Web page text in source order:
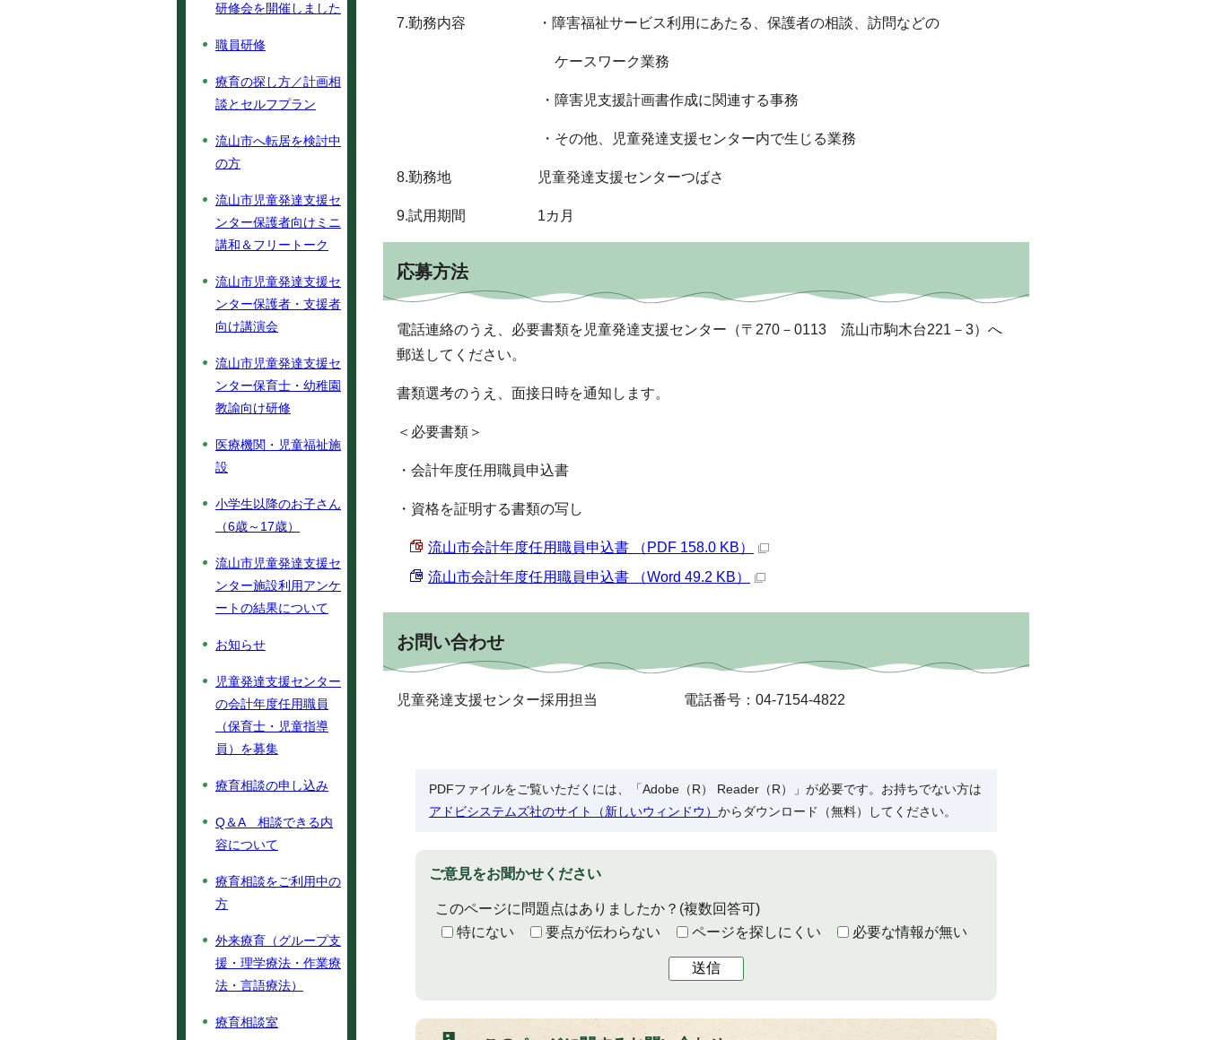
7.勤務内容 ・障害福祉サービス利用にあたる、保護者の相談、訪問などの
ケースワーク業務
・障害児支援計画書作成に関連する事務
・その他、児童発達支援センター内で生じる業務
8.勤務地 児童発達支援センターつばさ
9.試用期間 1カ月
応募方法
電話連絡のうえ、必要書類を児童発達支援センター（〒270－0113 流山市駒木台221－3）へ
郵送してください。
書類選考のうえ、面接日時を通知します。
＜必要書類＞
・会計年度任用職員申込書
・資格を証明する書類の写し
流山市会計年度任用職員申込書 （PDF 158.0 KB）
流山市会計年度任用職員申込書 （Word 49.2 KB）
お問い合わせ
児童発達支援センター採用担当 電話番号：04-7154-4822
PDFファイルをご覧いただくには、「Adobe（R） Reader（R）」が必要です。お持ちでない方は
アドビシステムズ社のサイト（新しいウィンドウ） からダウンロード（無料）してください。
ご意見をお聞かせください
このページに問題点はありましたか？ (複数回答可)
特にない
要点が伝わらない ページを探しにくい 必要な情報が無い
送信
研修会を開催しました
職員研修
療育の探し方／計画相
談とセルフプラン
流山市へ転居を検討中
の方
流山市児童発達支援セ
ンター保護者向けミニ
講和＆フリートーク
流山市児童発達支援セ
ンター保護者・支援者
向け講演会
流山市児童発達支援セ
ンター保育士・幼稚園
教諭向け研修
医療機関・児童福祉施
設
小学生以降のお子さん
（6歳～17歳）
流山市児童発達支援セ
ンター施設利用アンケ
ートの結果について
お知らせ
児童発達支援センター
の会計年度任用職員
（保育士・児童指導
員）を募集
療育相談の申し込み
Q＆A 相談できる内
容について
療育相談をご利用中の
方
外来療育（グループ支
援・理学療法・作業療
法・言語療法）
療育相談室